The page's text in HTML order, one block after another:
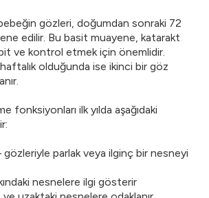
gözleri, doğumdan sonraki 72
edilir. Bu basit muayene, katarakt
ve kontrol etmek için önemlidir.
olduğunda ise ikinci bir göz
fonksiyonları ilk yılda aşağıdaki
parlak veya ilginç bir nesneyi
nesnelere ilgi gösterir